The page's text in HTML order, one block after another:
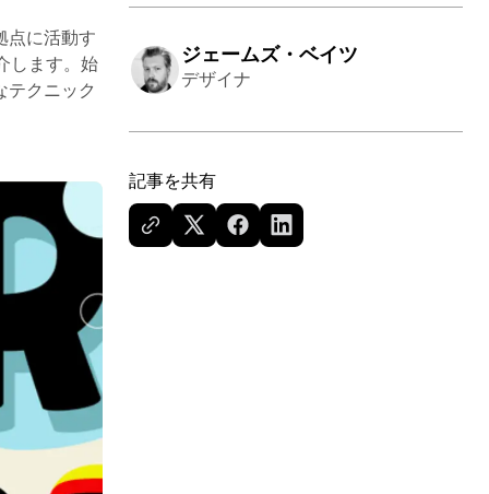
点に活動す
します。始
クニック
ジェームズ・ベイツ
デザイナ
記事を共有